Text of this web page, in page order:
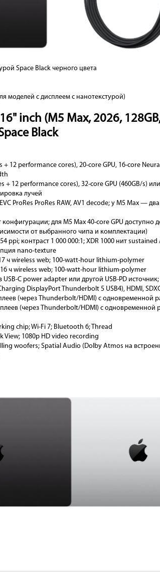
Space Black черного цвета
моделей с дисплеем с нанотекстурой)
inch (M5 Max, 2026, 128GB,
Black
+ 12 performance cores), 20-core GPU, 16-core
+ 12 performance cores), 32-core GPU (460GB/s)
лучей
ProRes ProRes RAW, AV1 decode; у M5 Max —
для M5 Max 40-core GPU доступно
от выбранного чипа и комплектации)
ppi; контраст 1 000 000:1; XDR 1000 нит
nano-texture
ч wireless web; 100-watt-hour lithium-polymer
ч wireless web; 100-watt-hour lithium-polymer
C power adapter или другой USB-PD
DisplayPort Thunderbolt 5 USB4), HDMI,
(через Thunderbolt/HDMI) с одновременной
(через Thunderbolt/HDMI) с одновременной
chip; Wi-Fi 7; Bluetooth 6; Thread
View; 1080p HD video recording
woofers; Spatial Audio (Dolby Atmos на